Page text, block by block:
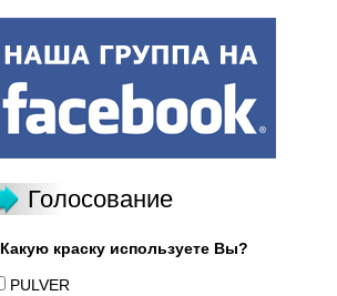
Голосование
Какую краску используете Вы?
PULVER